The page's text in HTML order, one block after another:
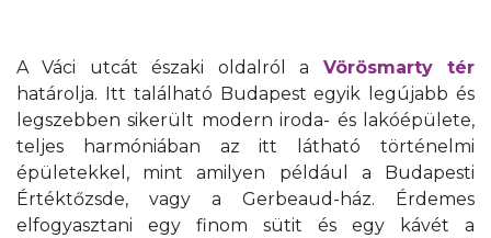
A Váci utcát északi oldalról a Vörösmarty tér
határolja. Itt található Budapest egyik legújabb és
legszebben sikerült modern iroda- és lakóépülete,
teljes harmóniában az itt látható történelmi
épületekkel, mint amilyen például a Budapesti
Értéktőzsde, vagy a Gerbeaud-ház. Érdemes
elfogyasztani egy finom sütit és egy kávét a